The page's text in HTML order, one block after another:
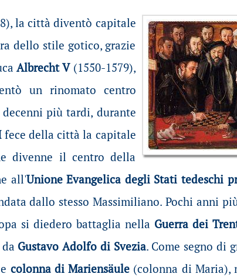
la città diventò capitale
dello stile gotico, grazie
Albrecht V(1550-1579),
un rinomato centro
decenni più tardi, durante
fece della città la capitale
divenne il centro della
all'Unione Evangelica degli Stati tedeschi
dallo stesso Massimiliano. Pochi anni
si diedero battaglia nella Guerra dei
Gustavo Adolfo di Svezia. Come segno di
colonna di Mariensäule (colonna di Maria),